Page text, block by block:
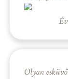
Olyan